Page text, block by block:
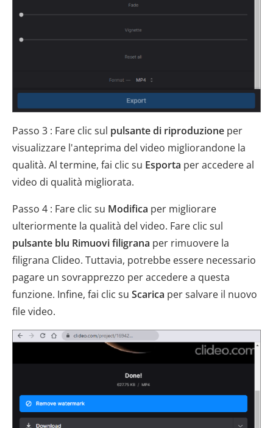
Passo 3 : Fare clic sul pulsante di riproduzione per
visualizzare l'anteprima del video migliorandone la
qualità. Al termine, fai clic su Esporta per accedere al
video di qualità migliorata.
Passo 4 : Fare clic su Modifica per migliorare
ulteriormente la qualità del video. Fare clic sul
pulsante blu Rimuovi filigrana per rimuovere la
filigrana Clideo. Tuttavia, potrebbe essere necessario
pagare un sovrapprezzo per accedere a questa
funzione. Infine, fai clic su Scarica per salvare il nuovo
file video.